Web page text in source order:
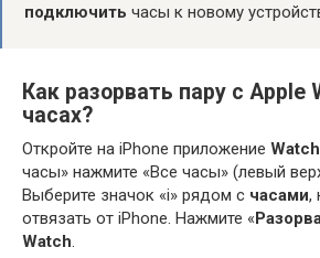
подключить часы к новому
Как разорвать пару с Apple
часах?
Откройте на iPhone приложение Watch
часы» нажмите «Все часы» (левый
Выберите значок «i» рядом с часами,
отвязать от iPhone. Нажмите «
Watch.